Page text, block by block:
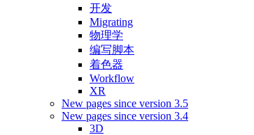
开发
Migrating
物理学
编写脚本
着色器
Workflow
XR
New pages since version 3.5
New pages since version 3.4
3D